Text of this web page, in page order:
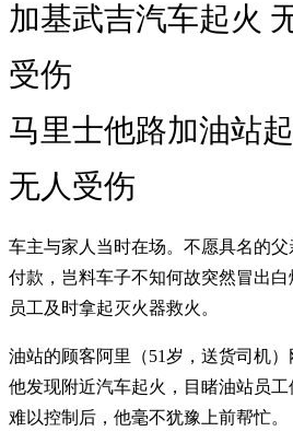
加基武吉汽车起火
受伤
马里士他路加油站
无人受伤
车主与家人当时在场。不愿具名的
付款，岂料车子不知何故突然冒出
员工及时拿起灭火器救火。
油站的顾客阿里（51岁，送货司机
他发现附近汽车起火，目睹油站员
难以控制后，他毫不犹豫上前帮忙。